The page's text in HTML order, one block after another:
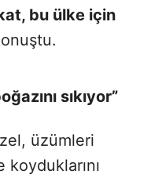
bu ülke için
sıkıyor”
üzümleri